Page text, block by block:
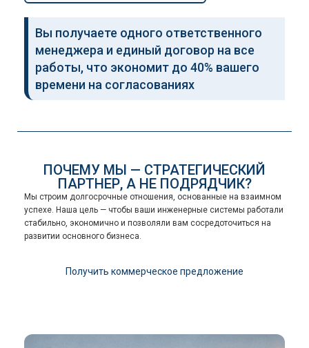
Вы получаете одного ответственного
менеджера и единый договор на все
работы, что экономит до 40% вашего
времени на согласованиях
ПОЧЕМУ МЫ — СТРАТЕГИЧЕСКИЙ
ПАРТНЕР, А НЕ ПОДРЯДЧИК?
Мы строим долгосрочные отношения, основанные на взаимном
успехе. Наша цель — чтобы ваши инженерные системы работали
стабильно, экономично и позволяли вам сосредоточиться на
развитии основного бизнеса.
Получить коммерческое предложение